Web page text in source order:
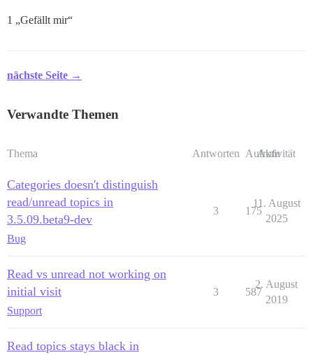
1 „Gefällt mir“
nächste Seite →
Verwandte Themen
Thema Antworten Aufrufe
Aktivität
Categories doesn't distinguish
read/unread topics in
3.5.09.beta9-dev
Bug
3 175
11. August
2025
Read vs unread not working on
initial visit
Support
3 587
2. August
2019
Read topics stays black in